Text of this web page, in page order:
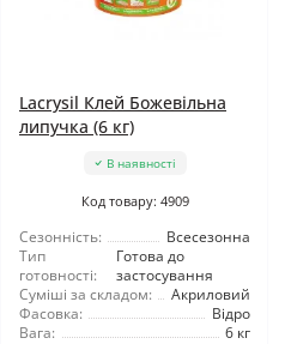
Lacrysil Клей Божевільна
липучка (6 кг)
В наявності
Код товару: 4909
Сезонність:
Всесезонна
Тип
готовності:
Готова до
застосування
Суміші за складом:
Акриловий
Фасовка:
Відро
Вага:
6 кг